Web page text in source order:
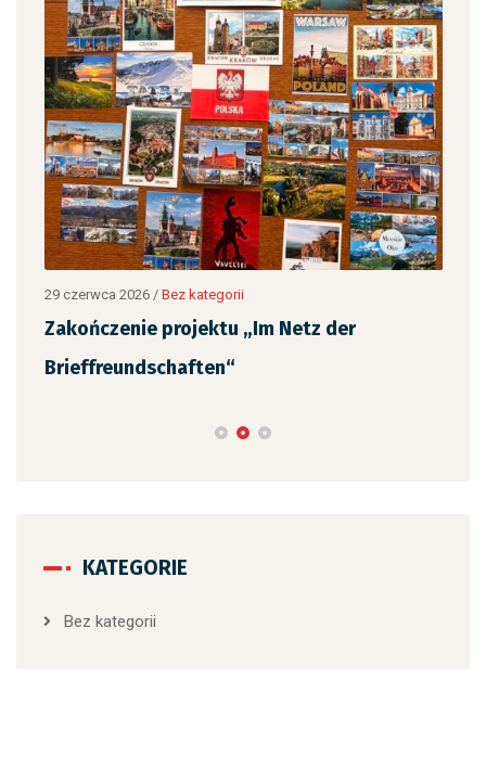
29 czerwca 2026/ Bez kategorii
Zakończenie projektu „Im Netz der
Brieffreundschaften“
KATEGORIE
Bez kategorii